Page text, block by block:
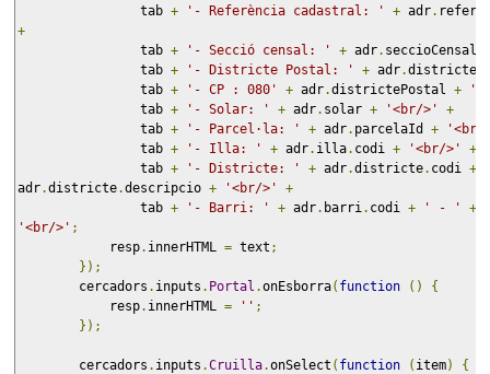
                tab
+ '- Referència cadastral: ' + adr.
+
                tab
+ '- Secció censal: ' + adr. seccioCensal
                tab
+ '- Districte Postal: ' + adr.
                tab
+ '- CP : 080' + adr.districtePostal +
'
                tab
+ '- Solar: ' + adr. solar + '<br/>'
+
                tab
+ '- Parcel·la: ' + adr. parcelaId +
'<br/
                tab
+ '- Illa: ' + adr. illa. codi + '<br/>'
+
                tab
+ '- Districte: ' + adr.districte. codi +
adr.districte.descripcio + '<br/>'
+
                tab
+ '- Barri: ' + adr. barri . codi + ' - ' +
'<br/>' ;
            resp
. innerHTML = text ;
});
        cercadors
. inputs . Portal .onEsborra( function ()
{
            resp
. innerHTML = '' ;
});
        cercadors
. inputs .Cruilla.onSelect ( function ( item)
{